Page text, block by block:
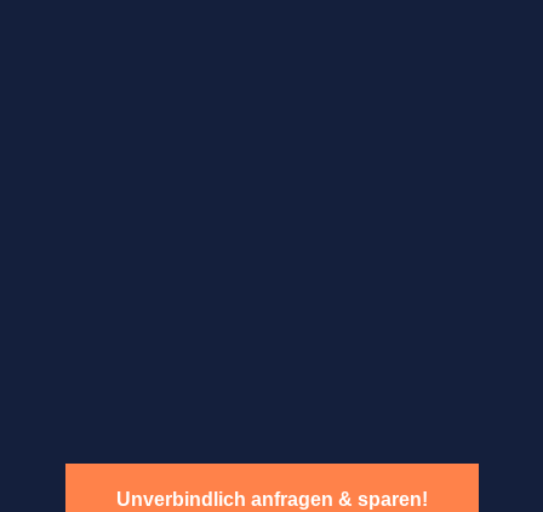
Unverbindlich anfragen & sparen!